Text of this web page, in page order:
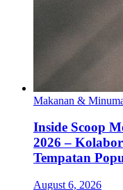
Makanan &
Inside Scoop
2026 –
Tempatan
August 6, 2026